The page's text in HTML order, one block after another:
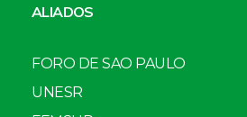
ALIADOS
FORO DE SAO PAULO
UNESR